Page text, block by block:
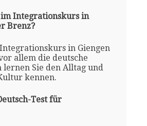
Integrationskurs in
Brenz?
in Giengen
allem die deutsche
lernen Sie den Alltag und
kennen.
Test für